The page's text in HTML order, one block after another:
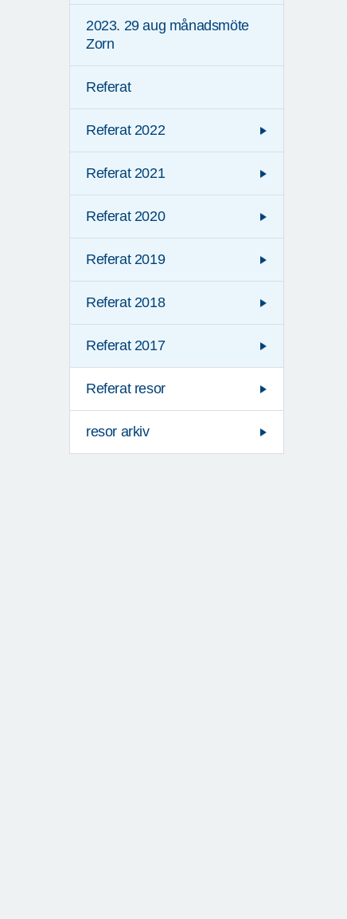
2023. 29 aug månadsmöte
Zorn
Referat
Referat 2022
Referat 2021
Referat 2020
Referat 2019
Referat 2018
Referat 2017
Referat resor
resor arkiv